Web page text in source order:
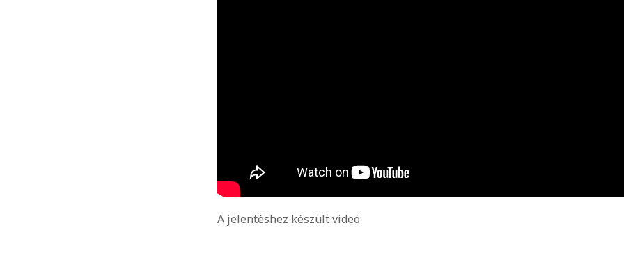
A jelentéshez készült videó